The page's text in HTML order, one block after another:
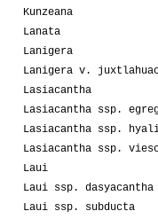
Kunzeana
Lanata
Lanigera
Lanigera v.
Lasiacantha
Lasiacantha ssp.
Lasiacantha ssp.
Lasiacantha ssp.
Laui
Laui ssp. dasyacantha
Laui ssp. subducta